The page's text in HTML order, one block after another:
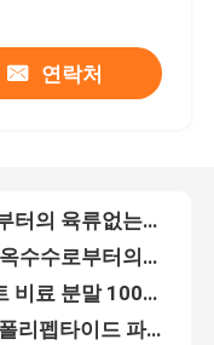
연락처
2% Fe 헴 철 가루 건강 보조 식품 파우더 35040090
돼지 같은 기원 햄 철 폴리펩타이드 보충 CAS No.16009-13-5
영양 개선제 돼지 사육 첨가제 스프레이 말린 혈장 단백질 25 킬로그램 / 가방
단백질 70%는 새끼 돼지 사료를 위한 말린 돼지 혈분을 분사합니다